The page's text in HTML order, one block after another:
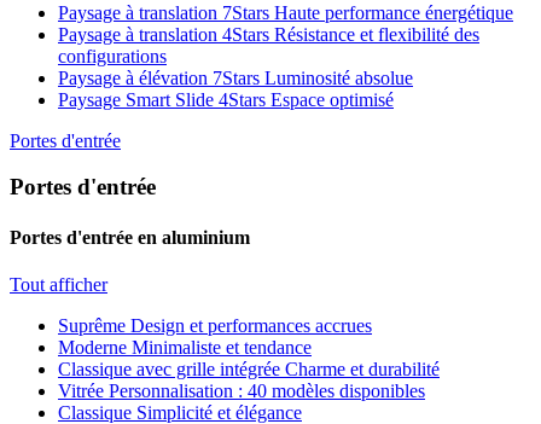
Paysage à translation 7Stars Haute performance énergétique
Paysage à translation 4Stars Résistance et flexibilité des
configurations
Paysage à élévation 7Stars Luminosité absolue
Paysage Smart Slide 4Stars Espace optimisé
Portes d'entrée
Portes d'entrée
Portes d'entrée en aluminium
Tout afficher
Suprême Design et performances accrues
Moderne Minimaliste et tendance
Classique avec grille intégrée Charme et durabilité
Vitrée Personnalisation : 40 modèles disponibles
Classique Simplicité et élégance